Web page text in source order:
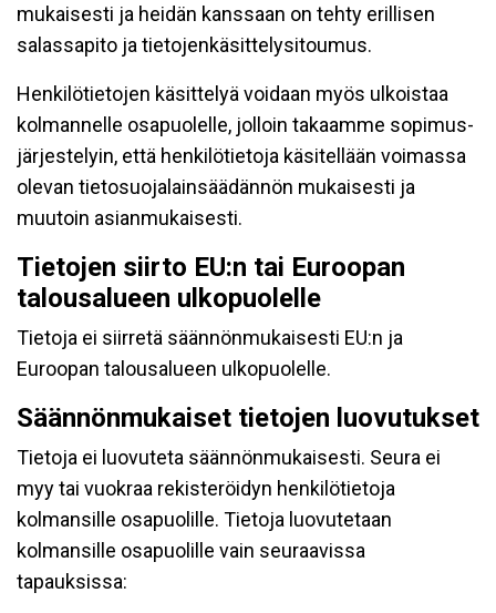
mukaisesti ja heidän kanssaan on tehty erillisen
salassapito ja tietojenkäsittelysitoumus.
Henkilötietojen käsittelyä voidaan myös ulkoistaa
kolmannelle osapuolelle, jolloin takaamme sopimus-
järjestelyin, että henkilötietoja käsitellään voimassa
olevan tietosuojalainsäädännön mukaisesti ja
muutoin asianmukaisesti.
Tietojen siirto EU:n tai Euroopan
talousalueen ulkopuolelle
Tietoja ei siirretä säännönmukaisesti EU:n ja
Euroopan talousalueen ulkopuolelle.
Säännönmukaiset tietojen luovutukset
Tietoja ei luovuteta säännönmukaisesti. Seura ei
myy tai vuokraa rekisteröidyn henkilötietoja
kolmansille osapuolille. Tietoja luovutetaan
kolmansille osapuolille vain seuraavissa
tapauksissa: